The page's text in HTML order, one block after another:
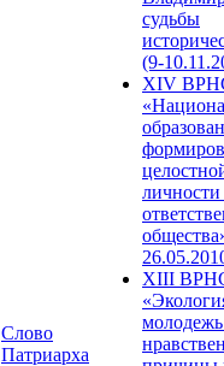
Слово
Патриарха
судьбы
(9-
XIV
XIII